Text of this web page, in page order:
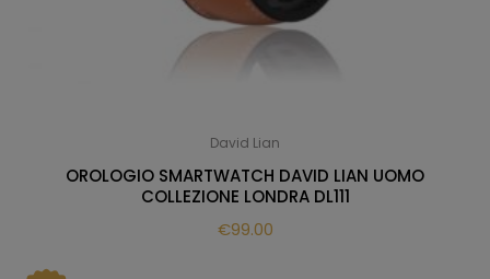
David Lian
OROLOGIO SMARTWATCH DAVID LIAN UOMO
COLLEZIONE LONDRA DL111
€99.00